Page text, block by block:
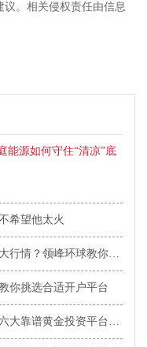
。相关侵权责任由信息
能源如何守住“清凉”底
希望他太火
非农为何总能让黄金走出百美元大行情？领峰环球教你正确参与
你挑选合适开户平台
2026正规贵金属交易平台测评：六大靠谱黄金投资平台盘点